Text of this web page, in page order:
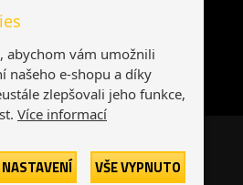
Slovensko
abychom vám umožnili
našeho e-shopu a díky
zlepšovali jeho funkce,
Více informací
NASTAVENÍ VŠE VYPNUTO